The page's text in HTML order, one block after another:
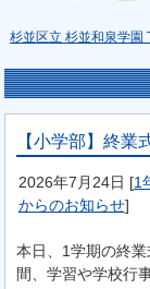
杉並区立 杉並和泉学園
【小学部】終業
2026年7月24日 [1
からのお知らせ]
本日、1学期の終
間、学習や学校行